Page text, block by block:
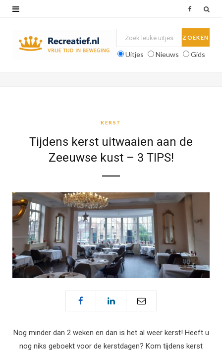
Uitjes Nieuws Gids
KERST
Tijdens kerst uitwaaien aan de
Zeeuwse kust – 3 TIPS!
Nog minder dan 2 weken en dan is het al weer kerst! Heeft u
nog niks geboekt voor de kerstdagen? Kom tijdens kerst